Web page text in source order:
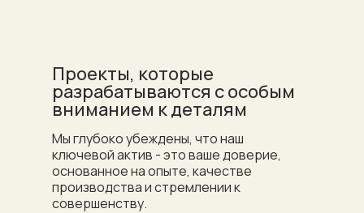
Проекты, которые
разрабатываются с особым
вниманием к деталям
Мы глубоко убеждены, что наш
ключевой актив - это ваше доверие,
основанное на опыте, качестве
производства и стремлении к
совершенству.